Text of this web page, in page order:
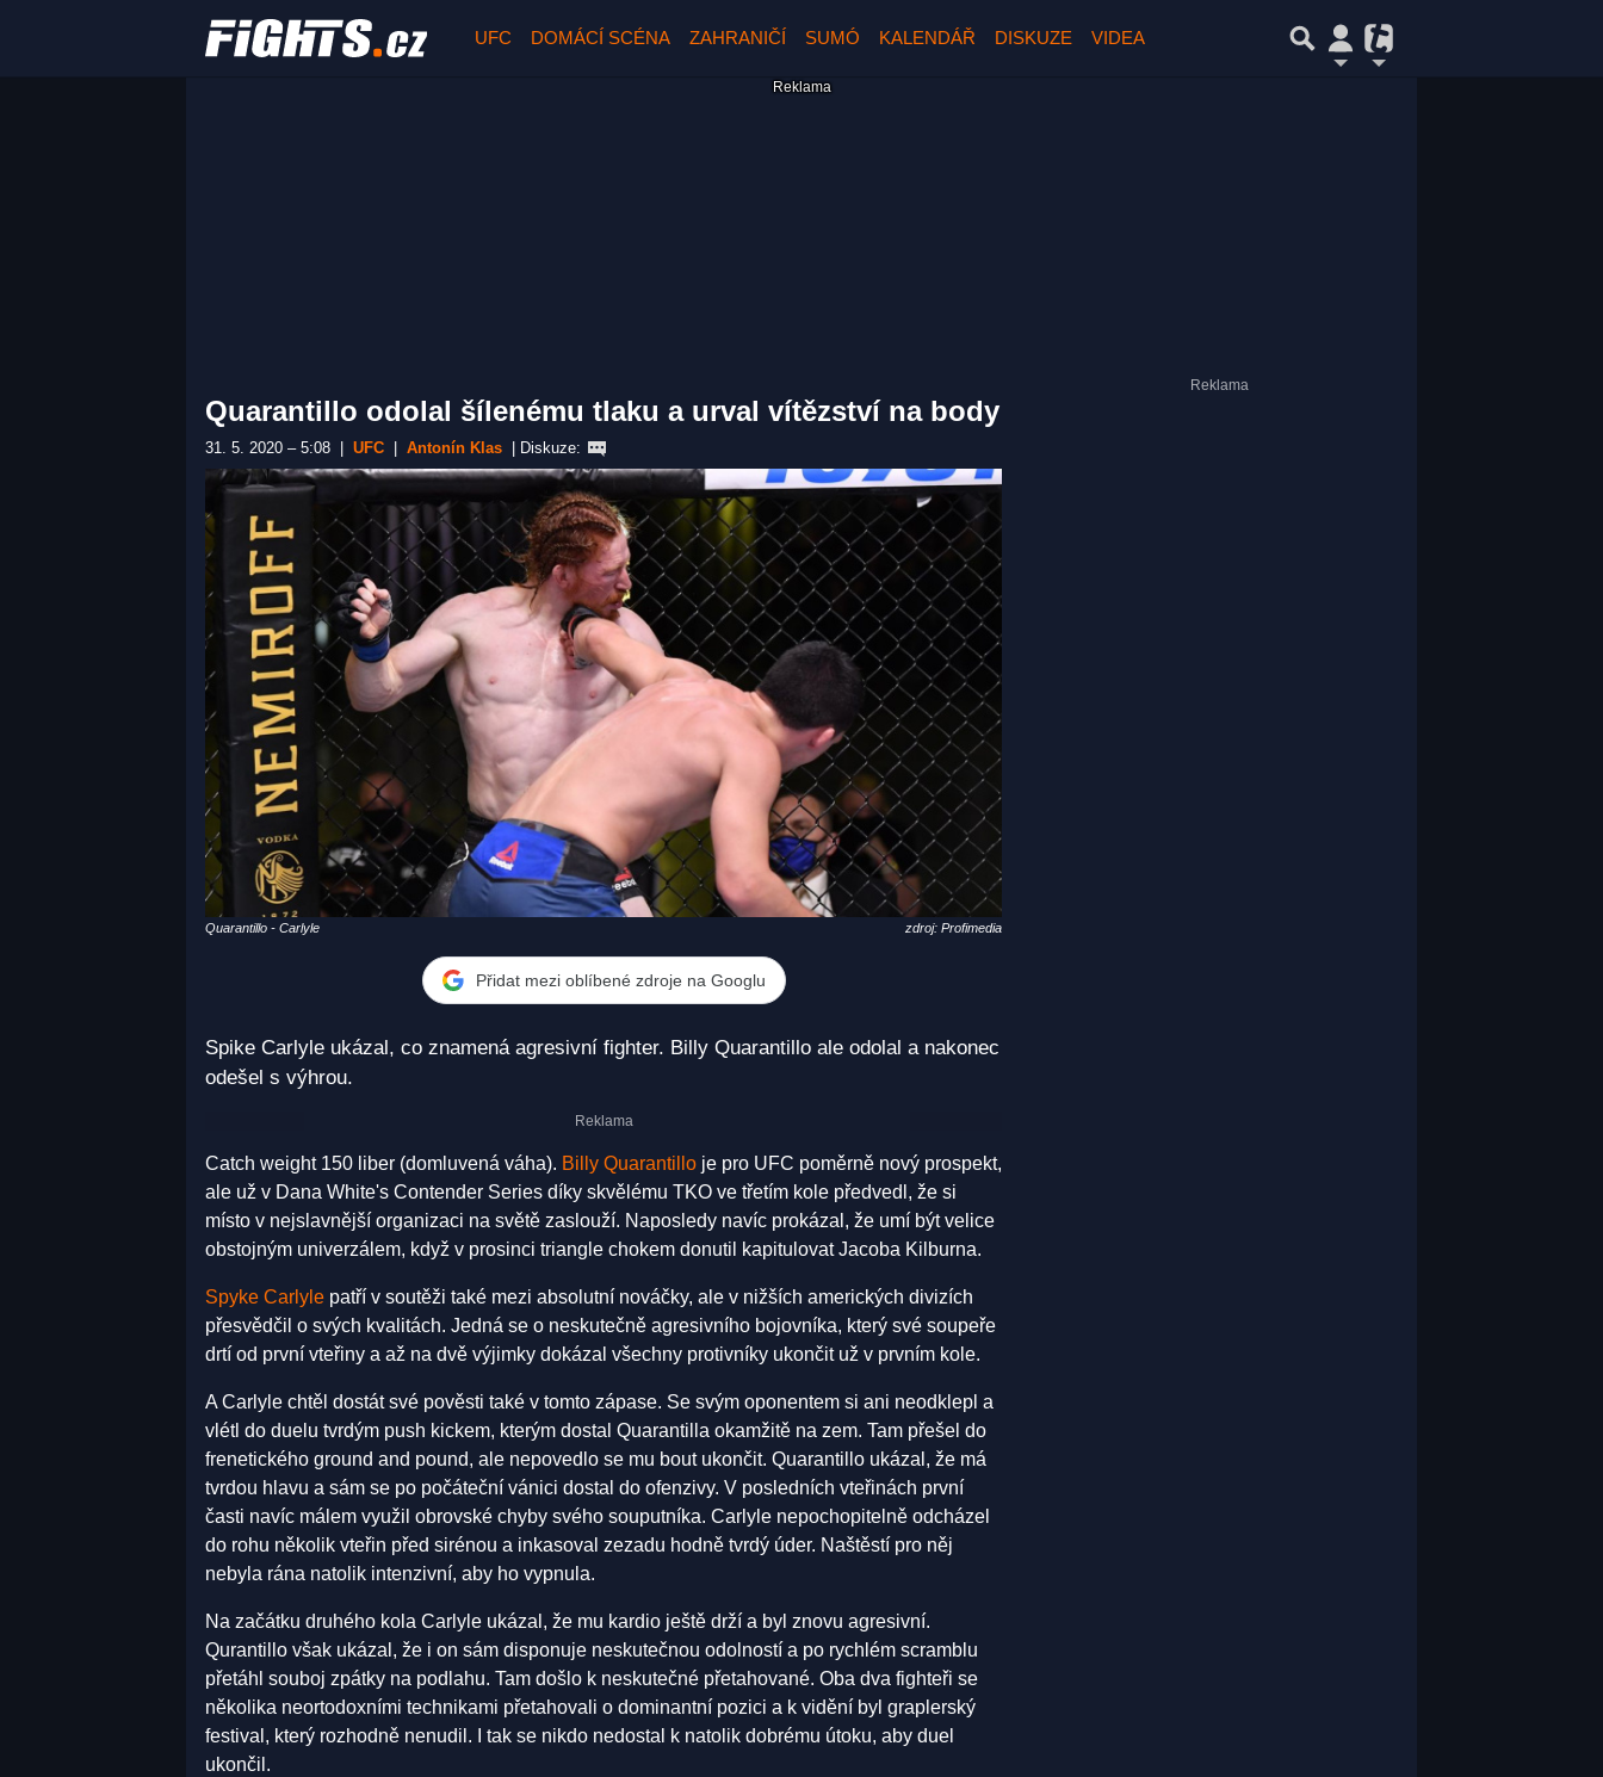
UFC DOMÁCÍ SCÉNA ZAHRANIČÍ SUMÓ KALENDÁŘ DISKUZE VIDEA
Quarantillo odolal šílenému tlaku a urval vítězství na body
31. 5. 2020 – 5:08 UFC Antonín Klas Diskuze:
Quarantillo - Carlyle zdroj: Profimedia
Přidat mezi oblíbené zdroje na Googlu
Spike Carlyle ukázal, co znamená agresivní fighter. Billy Quarantillo ale odolal a nakonec
odešel s výhrou.
Catch weight 150 liber (domluvená váha). Billy Quarantillo je pro UFC poměrně nový prospekt,
ale už v Dana White's Contender Series díky skvělému TKO ve třetím kole předvedl, že si
místo v nejslavnější organizaci na světě zaslouží. Naposledy navíc prokázal, že umí být velice
obstojným univerzálem, když v prosinci triangle chokem donutil kapitulovat Jacoba Kilburna.
Spyke Carlyle patří v soutěži také mezi absolutní nováčky, ale v nižších amerických divizích
přesvědčil o svých kvalitách. Jedná se o neskutečně agresivního bojovníka, který své soupeře
drtí od první vteřiny a až na dvě výjimky dokázal všechny protivníky ukončit už v prvním kole.
A Carlyle chtěl dostát své pověsti také v tomto zápase. Se svým oponentem si ani neodklepl a
vlétl do duelu tvrdým push kickem, kterým dostal Quarantilla okamžitě na zem. Tam přešel do
frenetického ground and pound, ale nepovedlo se mu bout ukončit. Quarantillo ukázal, že má
tvrdou hlavu a sám se po počáteční vánici dostal do ofenzivy. V posledních vteřinách první
časti navíc málem využil obrovské chyby svého souputníka. Carlyle nepochopitelně odcházel
do rohu několik vteřin před sirénou a inkasoval zezadu hodně tvrdý úder. Naštěstí pro něj
nebyla rána natolik intenzivní, aby ho vypnula.
Na začátku druhého kola Carlyle ukázal, že mu kardio ještě drží a byl znovu agresivní.
Qurantillo však ukázal, že i on sám disponuje neskutečnou odolností a po rychlém scramblu
přetáhl souboj zpátky na podlahu. Tam došlo k neskutečné přetahované. Oba dva fighteři se
několika neortodoxními technikami přetahovali o dominantní pozici a k vidění byl graplerský
festival, který rozhodně nenudil. I tak se nikdo nedostal k natolik dobrému útoku, aby duel
ukončil.